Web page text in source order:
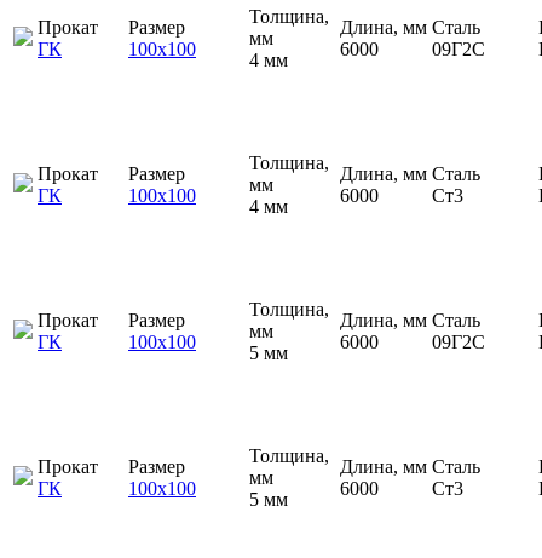
Прокат
ГК
Размер
100х100
Толщина,
мм
4 мм
Длина, мм
6000
Сталь
09Г2С
Прокат
ГК
Размер
100х100
Толщина,
мм
4 мм
Длина, мм
6000
Сталь
Ст3
Прокат
ГК
Размер
100х100
Толщина,
мм
5 мм
Длина, мм
6000
Сталь
09Г2С
Прокат
ГК
Размер
100х100
Толщина,
мм
5 мм
Длина, мм
6000
Сталь
Ст3